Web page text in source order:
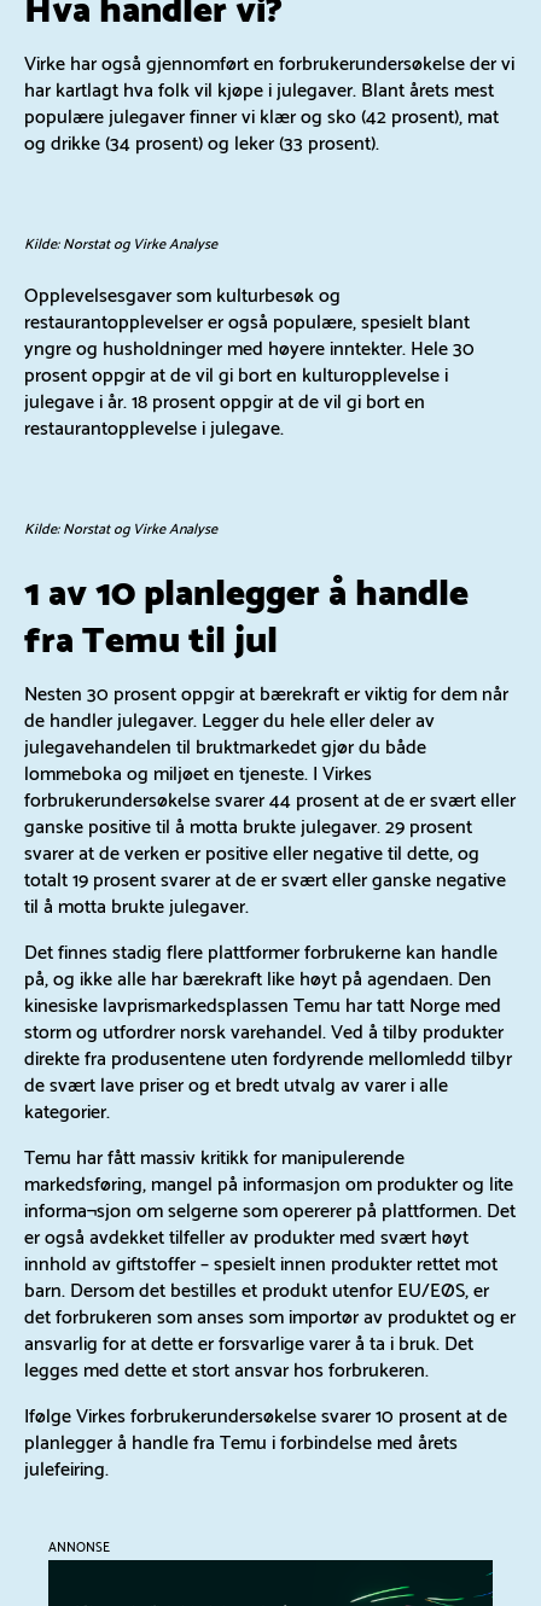
Virke har også gjennomført en forbrukerundersøkelse der vi
har kartlagt hva folk vil kjøpe i julegaver. Blant årets mest
populære julegaver finner vi klær og sko (42 prosent), mat
og drikke (34 prosent) og leker (33 prosent).
Kilde: Norstat og Virke Analyse
Opplevelsesgaver som kulturbesøk og
restaurantopplevelser er også populære, spesielt blant
yngre og husholdninger med høyere inntekter. Hele 30
prosent oppgir at de vil gi bort en kulturopplevelse i
julegave i år. 18 prosent oppgir at de vil gi bort en
restaurantopplevelse i julegave.
Kilde: Norstat og Virke Analyse
1 av 10 planlegger å handle
fra Temu til jul
Nesten 30 prosent oppgir at bærekraft er viktig for dem når
de handler julegaver. Legger du hele eller deler av
julegavehandelen til bruktmarkedet gjør du både
lommeboka og miljøet en tjeneste. I Virkes
forbrukerundersøkelse svarer 44 prosent at de er svært eller
ganske positive til å motta brukte julegaver. 29 prosent
svarer at de verken er positive eller negative til dette, og
totalt 19 prosent svarer at de er svært eller ganske negative
til å motta brukte julegaver.
Det finnes stadig flere plattformer forbrukerne kan handle
på, og ikke alle har bærekraft like høyt på agendaen. Den
kinesiske lavprismarkedsplassen Temu har tatt Norge med
storm og utfordrer norsk varehandel. Ved å tilby produkter
direkte fra produsentene uten fordyrende mellomledd tilbyr
de svært lave priser og et bredt utvalg av varer i alle
kategorier.
Temu har fått massiv kritikk for manipulerende
markedsføring, mangel på informasjon om produkter og lite
informa¬sjon om selgerne som opererer på plattformen. Det
er også avdekket tilfeller av produkter med svært høyt
innhold av giftstoffer – spesielt innen produkter rettet mot
barn. Dersom det bestilles et produkt utenfor EU/EØS, er
det forbrukeren som anses som importør av produktet og er
ansvarlig for at dette er forsvarlige varer å ta i bruk. Det
legges med dette et stort ansvar hos forbrukeren.
Ifølge Virkes forbrukerundersøkelse svarer 10 prosent at de
planlegger å handle fra Temu i forbindelse med årets
julefeiring.
ANNONSE